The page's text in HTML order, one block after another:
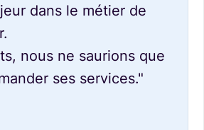
dans le métier de
nous ne saurions que
ses services."